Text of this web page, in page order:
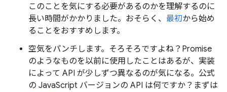
このことを気にする必要があるのかを理解するのに
長い時間がかかりました。おそらく、 最初から始め
ることをおすすめします。
空気をパンチします。そろそろですよね？Promise
のようなものを以前に使用したことはあるが、実装
によって API が少しずつ異なるのが気になる。公式
の JavaScript バージョンの API は何ですか？まずは